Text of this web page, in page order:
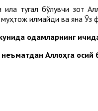
тугал бўлувчи зот
қилмайди ва яна Ўз
одамларнинг ичида
Аллоҳга осий